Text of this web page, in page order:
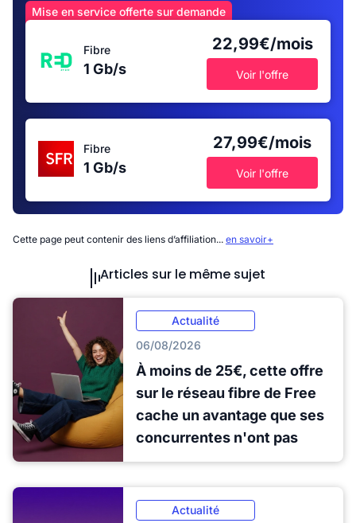
Mise en service offerte sur demande
Fibre
1 Gb/s
22,99€/mois
Voir l'offre
Fibre
1 Gb/s
27,99€/mois
Voir l'offre
Cette page peut contenir des liens d’affiliation... en savoir+
Articles sur le même sujet
Actualité
06/08/2026
À moins de 25€, cette offre
sur le réseau fibre de Free
cache un avantage que ses
concurrentes n'ont pas
Actualité